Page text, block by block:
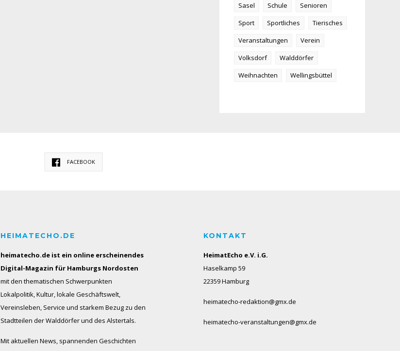
Sasel
Schule
Senioren
Sport
Sportliches
Tierisches
Veranstaltungen
Verein
Volksdorf
Walddörfer
Weihnachten
Wellingsbüttel
FACEBOOK
HEIMATECHO.DE
heimatecho.de ist ein online erscheinendes
Digital-Magazin für Hamburgs Nordosten
mit den thematischen Schwerpunkten
Lokalpolitik, Kultur, lokale Geschäftswelt,
Vereinsleben, Service und starkem Bezug zu den
Stadtteilen der Walddörfer und des Alstertals.
Mit aktuellen News, spannenden Geschichten
KONTAKT
HeimatEcho e.V. i.G.
Haselkamp 59
22359 Hamburg
heimatecho-redaktion@gmx.de
heimatecho-veranstaltungen@gmx.de